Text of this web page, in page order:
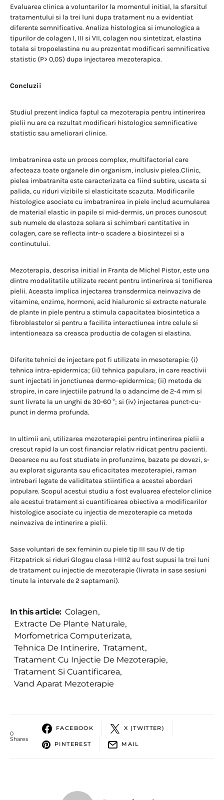
Evaluarea clinica a voluntarilor la momentul initial, la sfarsitul
tratamentului si la trei luni dupa tratament nu a evidentiat
diferente semnificative. Analiza histologica si imunologica a
tipurilor de colagen I, III si VII, colagen nou sintetizat, elastina
totala si tropoelastina nu au prezentat modificari semnificative
statistic (P> 0,05) dupa injectarea mezoterapica.
Concluzii
Studiul prezent indica faptul ca mezoterapia pentru intinerirea
pielii nu are ca rezultat modificari histologice semnificative
statistic sau ameliorari clinice.
Imbatranirea este un proces complex, multifactorial care
afecteaza toate organele din organism, inclusiv pielea.Clinic,
pielea imbatranita este caracterizata ca fiind subtire, uscata si
palida, cu riduri vizibile si elasticitate scazuta. Modificarile
histologice asociate cu imbatranirea in piele includ acumularea
de material elastic in papile si mid-dermis, un proces cunoscut
sub numele de elastoza solara si schimbari cantitative in
colagen, care se reflecta intr-o scadere a biosintezei si a
continutului.
Mezoterapia, descrisa initial in Franta de Michel Pistor, este una
dintre modalitatile utilizate recent pentru intinerirea si tonifierea
pielii. Aceasta implica injectarea transdermica neinvaziva de
vitamine, enzime, hormoni, acid hialuronic si extracte naturale
de plante in piele pentru a stimula capacitatea biosintetica a
fibroblastelor si pentru a facilita interactiunea intre celule si
intentioneaza sa creasca productia de colagen si elastina.
Diferite tehnici de injectare pot fi utilizate in mesoterapie: (i)
tehnica intra-epidermica; (ii) tehnica papulara, in care reactivii
sunt injectati in jonctiunea dermo-epidermica; (ii) metoda de
stropire, in care injectiile patrund la o adancime de 2-4 mm si
sunt livrate la un unghi de 30-60 °; si (iv) injectarea punct-cu-
punct in derma profunda.
In ultimii ani, utilizarea mezoterapiei pentru intinerirea pielii a
crescut rapid la un cost financiar relativ ridicat pentru pacienti.
Deoarece nu au fost studiate in profunzime, bazate pe dovezi, s-
au explorat siguranta sau eficacitatea mezoterapiei, raman
intrebari legate de validitatea stiintifica a acestei abordari
populare. Scopul acestui studiu a fost evaluarea efectelor clinice
ale acestui tratament si cuantificarea obiectiva a modificarilor
histologice asociate cu injectia de mezoterapie ca metoda
neinvaziva de intinerire a pielii.
Sase voluntari de sex feminin cu piele tip III sau IV de tip
Fitzpatrick si riduri Glogau clasa I-III12 au fost supusi la trei luni
de tratament cu injectie de mezoterapie (livrata in sase sesiuni
tinute la intervale de 2 saptamani).
In this article: Colagen,
Extracte De Plante Naturale,
Morfometrica Computerizata,
Tehnica De Intinerire, Tratament,
Tratament Cu Injectie De Mezoterapie,
Tratament Si Cuantificarea,
Vand Aparat Mezoterapie
0
Shares
FACEBOOK X (TWITTER)
PINTEREST MAIL